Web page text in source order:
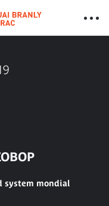
system mondial